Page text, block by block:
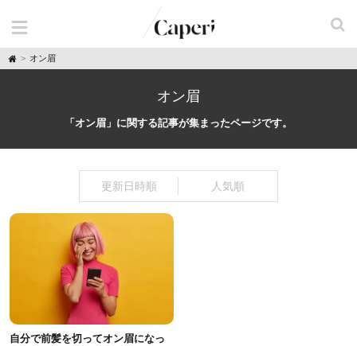
H
o
オン眉
オン眉
「オン眉」に関する記事が集まったページです。
更新日時順 人気順
自分で前髪を切ってオン眉になっ